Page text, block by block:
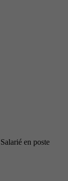
Salarié en poste